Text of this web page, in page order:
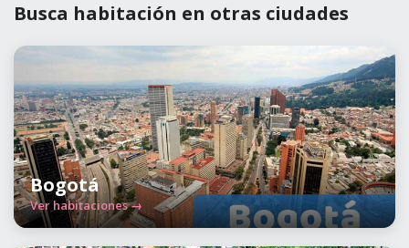
Busca habitación en otras ciudades
Bogotá
Ver habitaciones →